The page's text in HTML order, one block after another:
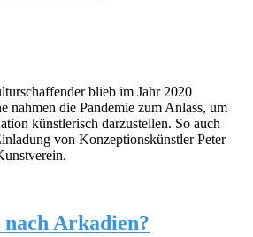
blieb im Jahr 2020
nahmen die Pandemie zum Anlass, um
künstlerisch darzustellen. So auch
von Konzeptionskünstler Peter
nach Arkadien?